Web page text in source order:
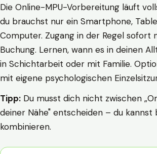
Die Online-MPU-Vorbereitung läuft
du brauchst nur ein Smartphone,
Computer. Zugang in der Regel sofort
Buchung. Lernen, wann es in deinen
in Schichtarbeit oder mit Familie.
mit eigene psychologischen
Tipp: Du musst dich nicht zwischen
deiner Nähe" entscheiden – du kannst
kombinieren.